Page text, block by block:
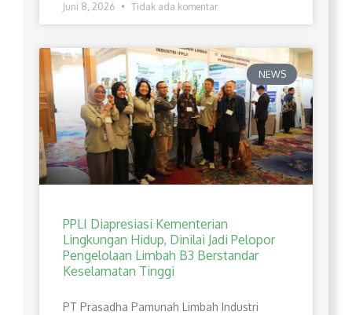
Juni 8, 2026 Tidak ada komentar
NEWS
PPLI Diapresiasi Kementerian
Lingkungan Hidup, Dinilai Jadi Pelopor
Pengelolaan Limbah B3 Berstandar
Keselamatan Tinggi
PT Prasadha Pamunah Limbah Industri